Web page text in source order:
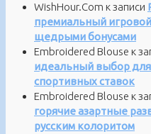
WishHour.Com к записи
премиальный
щедрыми бонусами
Embroidered Blouse к
идеальный выбор
спортивных ставок
Embroidered Blouse к
горячие азартные
русским колоритом